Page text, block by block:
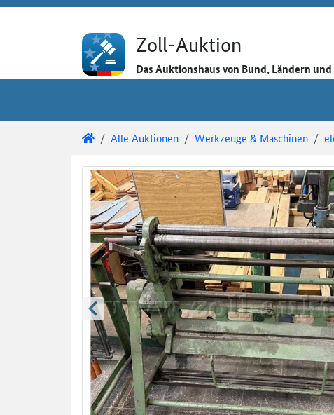
Zoll-Auktion
Das Auktionshaus von Bund, Ländern
Zoll-Auktion
Alle Auktionen Werkzeuge & Maschinen
Auktionsdetails
Auktionsüberblick
zurück blättern